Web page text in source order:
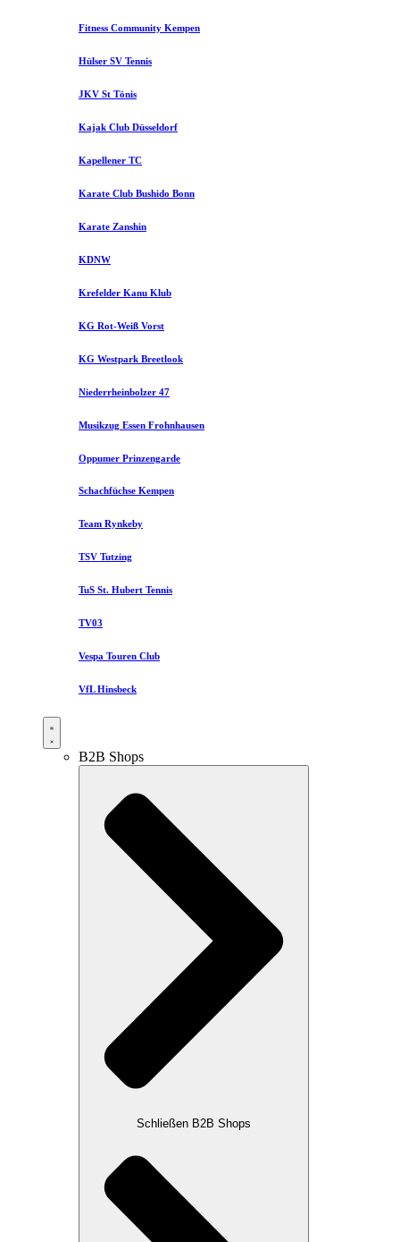
Fitness Community Kempen
Hülser SV Tennis
JKV St Tönis
Kajak Club Düsseldorf
Kapellener TC
Karate Club Bushido Bonn
Karate Zanshin
KDNW
Krefelder Kanu Klub
KG Rot-Weiß Vorst
KG Westpark Breetlook
Niederrheinbolzer 47
Musikzug Essen Frohnhausen
Oppumer Prinzengarde
Schachfüchse Kempen
Team Rynkeby
TSV Tutzing
TuS St. Hubert Tennis
TV03
Vespa Touren Club
VfL Hinsbeck
B2B Shops
Schließen B2B Shops